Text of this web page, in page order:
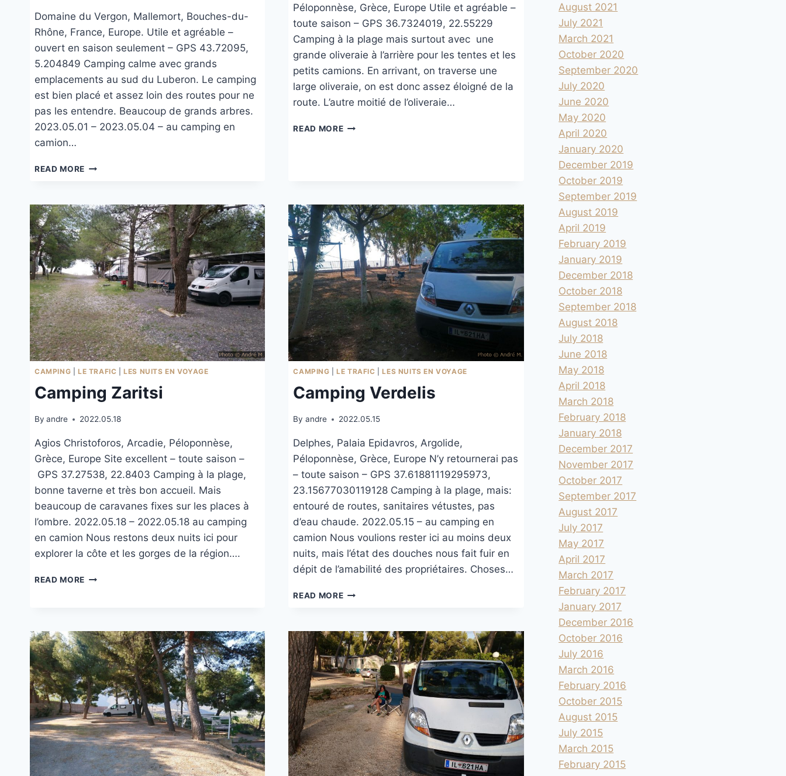
Domaine du Vergon, Mallemort, Bouches-du-
Rhône, France, Europe. Utile et agréable –
ouvert en saison seulement – GPS 43.72095,
5.204849 Camping calme avec grands
emplacements au sud du Luberon. Le camping
est bien placé et assez loin des routes pour ne
pas les entendre. Beaucoup de grands arbres.
2023.05.01 – 2023.05.04 – au camping en
camion…
READ MORE CAMPING
À
MALLEMORT
Péloponnèse, Grèce, Europe Utile et agréable –
toute saison – GPS 36.7324019, 22.55229
Camping à la plage mais surtout avec une
grande oliveraie à l’arrière pour les tentes et les
petits camions. En arrivant, on traverse une
large oliveraie, on est donc assez éloigné de la
route. L’autre moitié de l’oliveraie…
READ MORECAMPING
CAMPING LE TRAFIC |LES NUITS EN VOYAGE
Camping Zaritsi
By andre 2022.05.18
Agios Christoforos, Arcadie, Péloponnèse,
Grèce, Europe Site excellent – toute saison –
GPS 37.27538, 22.8403 Camping à la plage,
bonne taverne et très bon accueil. Mais
beaucoup de caravanes fixes sur les places à
l’ombre. 2022.05.18 – 2022.05.18 au camping
en camion Nous restons deux nuits ici pour
explorer la côte et les gorges de la région….
READ MORE CAMPING
CAMPING |LE TRAFIC |LES NUITS EN VOYAGE
Camping Verdelis
By andre 2022.05.15
Delphes, Palaia Epidavros, Argolide,
Péloponnèse, Grèce, Europe N’y retournerai pas
– toute saison – GPS 37.61881119295973,
23.15677030119128 Camping à la plage, mais:
entouré de routes, sanitaires vétustes, pas
d’eau chaude. 2022.05.15 – au camping en
camion Nous voulions rester ici au moins deux
nuits, mais l’état des douches nous fait fuir en
dépit de l’amabilité des propriétaires. Choses…
READ MORECAMPING
August 2021
July 2021
March 2021
October 2020
September 2020
July 2020
June 2020
May 2020
April 2020
January 2020
December 2019
October 2019
September 2019
August 2019
April 2019
February 2019
January 2019
December 2018
October 2018
September 2018
August 2018
July 2018
June 2018
May 2018
April 2018
March 2018
February 2018
January 2018
December 2017
November 2017
October 2017
September 2017
August 2017
July 2017
May 2017
April 2017
March 2017
February 2017
January 2017
December 2016
October 2016
July 2016
March 2016
February 2016
October 2015
August 2015
July 2015
March 2015
February 2015